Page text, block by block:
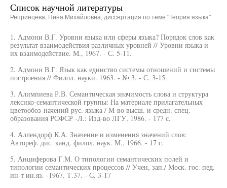
Список научной литературы
Репринцева, Нина Михайловна, диссертация по теме "Теория языка"
1. Адмони В.Г. Уровни языка или сферы языка? Порядок слов как
результат взаимодействия различных уровней // Уровни языка и
их взаимодействие. М., 1967. - С. 5-11.
2. Адмони В.Г. Язык как единство системы отношений и системы
построения // Филол. науки. 1963. - № 3. - С. 3-15.
3. Алимпиева Р.В. Семантическая значимость слова и структура
лексико-семантической группы: На материале прилагательных
цветообоз-начений рус. языка / М-во высш. и средн. спец.
образования РСФСР -Л.: Изд-во ЛГУ, 1986. - 177 с.
4. Аллендорф К.А. Значение и изменения значений слов:
Автореф. дис. канд. филол. наук. М., 1966. - 17 с.
5. Анциферова Г.М. О типологии семантических полей и
типологии семантических процессов // Учен, зап./ Моск. гос. пед.
ин-т ин.яз. -1967. Т.37. - С. 3-17